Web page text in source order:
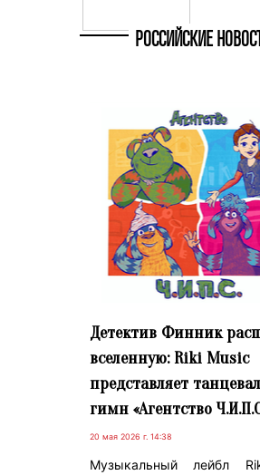
РОССИЙСКИЕ
Детектив Финник
вселенную: Riki Music
представляет
гимн «Агентство
20 мая 2026 г. 14:38
Музыкальный лейбл